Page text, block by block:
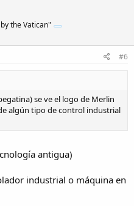
the Vatican"
#6
se ve el logo de Merlin
algún tipo de control industrial
antigua)
industrial o máquina en